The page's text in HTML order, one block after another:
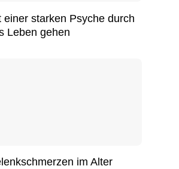
einer starken Psyche durch
Leben gehen
im Alter